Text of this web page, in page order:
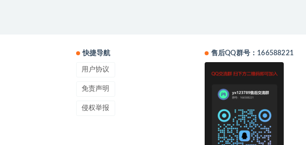
快捷导航
用户协议
免责声明
侵权举报
售后QQ群号：166588221